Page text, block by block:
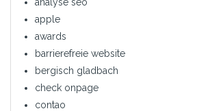
apple
awards
barrierefreie website
bergisch gladbach
check onpage
contao